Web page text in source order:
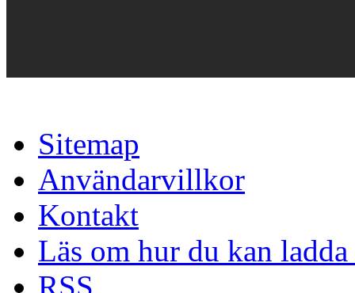
Sitemap
Användarvillkor
Kontakt
Läs om hur du kan
RSS